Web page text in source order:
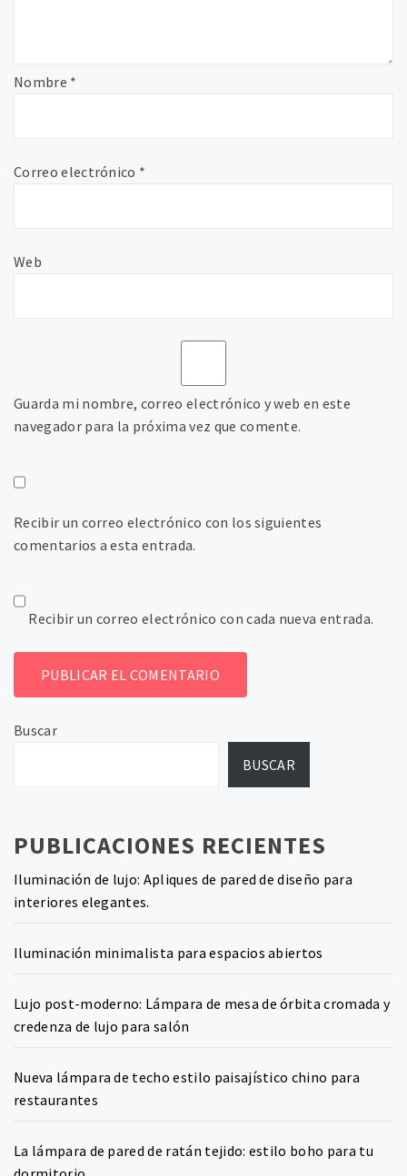
Nombre *
Correo electrónico *
Web
Guarda mi nombre, correo electrónico y web en este
navegador para la próxima vez que comente.
Recibir un correo electrónico con los siguientes
comentarios a esta entrada.
Recibir un correo electrónico con cada nueva entrada.
Buscar
BUSCAR
PUBLICACIONES RECIENTES
Iluminación de lujo: Apliques de pared de diseño para
interiores elegantes.
Iluminación minimalista para espacios abiertos
Lujo post-moderno: Lámpara de mesa de órbita cromada y
credenza de lujo para salón
Nueva lámpara de techo estilo paisajístico chino para
restaurantes
La lámpara de pared de ratán tejido: estilo boho para tu